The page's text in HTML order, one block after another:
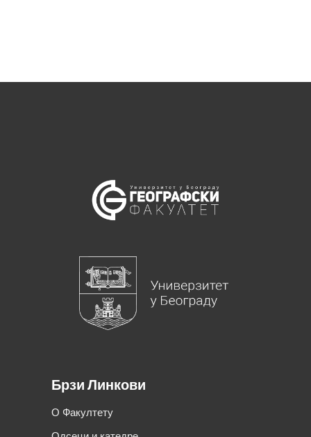
Брзи Линкови
О Факултету